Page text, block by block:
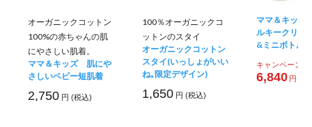
表側に
オーガニックコットン
100%の赤ちゃんの肌
にやさしい肌着。
ママ＆キッズ 肌にや
さしいベビー短肌着
2,750 円 (税込)
100％オーガニックコ
ットンのスタイ
オーガニックコットン
スタイ(いっしょがいい
ね｡限定デザイン)
1,650 円 (税込)
ママ＆キッズ
ルキークリー
&ミニボトル
キャンペーン価
6,840 円 (税